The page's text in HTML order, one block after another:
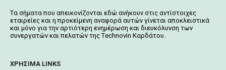
Tα σήματα που απεικονίζονται εδώ ανήκουν στις αντίστοιχες
εταιρείες και η προκείμενη αναφορά αυτών γίνεται αποκλειστικά
και μόνο για την αρτιότερη ενημέρωση και διευκόλυνση των
συνεργατών και πελατών της Τechnovin Kαρδάτου.
ΧΡΉΣΙΜΑ LINKS